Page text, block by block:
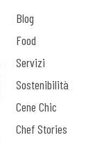
Blog
Food
Servizi
Sostenibilità
Cene Chic
Chef Stories